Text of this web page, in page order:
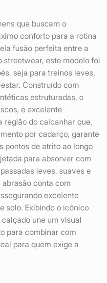
que buscam o
conforto para a rotina
fusão perfeita entre a
este modelo foi
seja para treinos leves,
Construído com
estruturadas, o
e excelente
do calcanhar que,
por cadarço, garante
pontos de atrito ao longo
para absorver com
leves, suaves e
conta com
excelente
solo. Exibindo o icônico
une um visual
para combinar com
para quem exige a